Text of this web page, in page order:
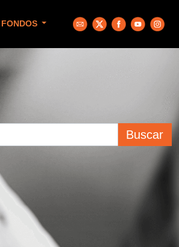
FONDOS
Buscar